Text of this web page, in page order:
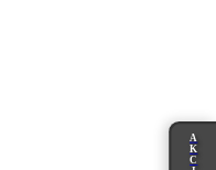
A
K
C